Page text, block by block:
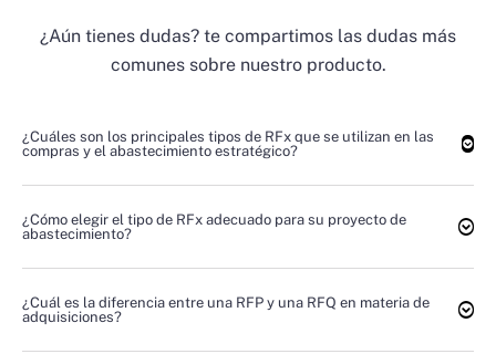
¿Aún tienes dudas? te compartimos las dudas más
comunes sobre nuestro producto.
¿Cuáles son los principales tipos de RFx que se utilizan en las
compras y el abastecimiento estratégico?
¿Cómo elegir el tipo de RFx adecuado para su proyecto de
abastecimiento?
¿Cuál es la diferencia entre una RFP y una RFQ en materia de
adquisiciones?